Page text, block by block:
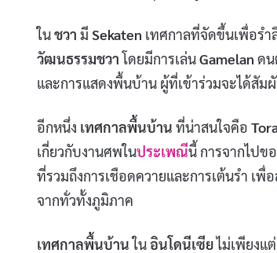
ในชวา มี Sekaten เทศกาลที่จัดขึ้นเพื่อร
วัฒนธรรมชวาโดยมีการเล่นGamelan ดน
และการแสดงพื้นบ้าน ผู้ที่เข้าร่วมจะได้สั
อีกหนึ่ง เทศกาลพื้นบ้าน ที่น่าสนใจคือ
เกี่ยวกับงานศพในประเพณีนี้ การจากไปข
ที่รวมถึงการเชือดควายและการเต้นรำ เ
จากทั่วทั้งภูมิภาค
เทศกาลพื้นบ้านในอินโดนีเซียไม่เพียงแ